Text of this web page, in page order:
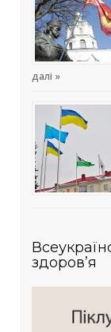
далі »
здоров’я